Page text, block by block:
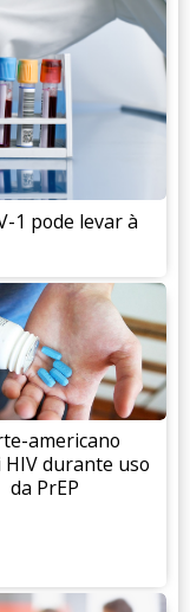
1 pode levar à
americano
durante uso
da PrEP